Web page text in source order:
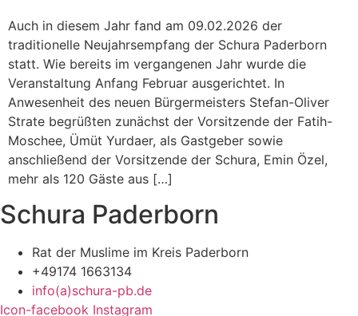
Auch in diesem Jahr fand am 09.02.2026 der
traditionelle Neujahrsempfang der Schura Paderborn
statt. Wie bereits im vergangenen Jahr wurde die
Veranstaltung Anfang Februar ausgerichtet. In
Anwesenheit des neuen Bürgermeisters Stefan-Oliver
Strate begrüßten zunächst der Vorsitzende der Fatih-
Moschee, Ümüt Yurdaer, als Gastgeber sowie
anschließend der Vorsitzende der Schura, Emin Özel,
mehr als 120 Gäste aus […]
Schura Paderborn
Rat der Muslime im Kreis Paderborn
+49174 1663134
info(a)schura-pb.de
Icon-facebook Instagram